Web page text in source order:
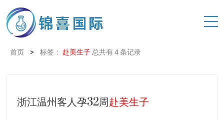
首页 > 标签： 赴美生子 总共有 4 条记录
浙江温州客人孕32周赴美生子